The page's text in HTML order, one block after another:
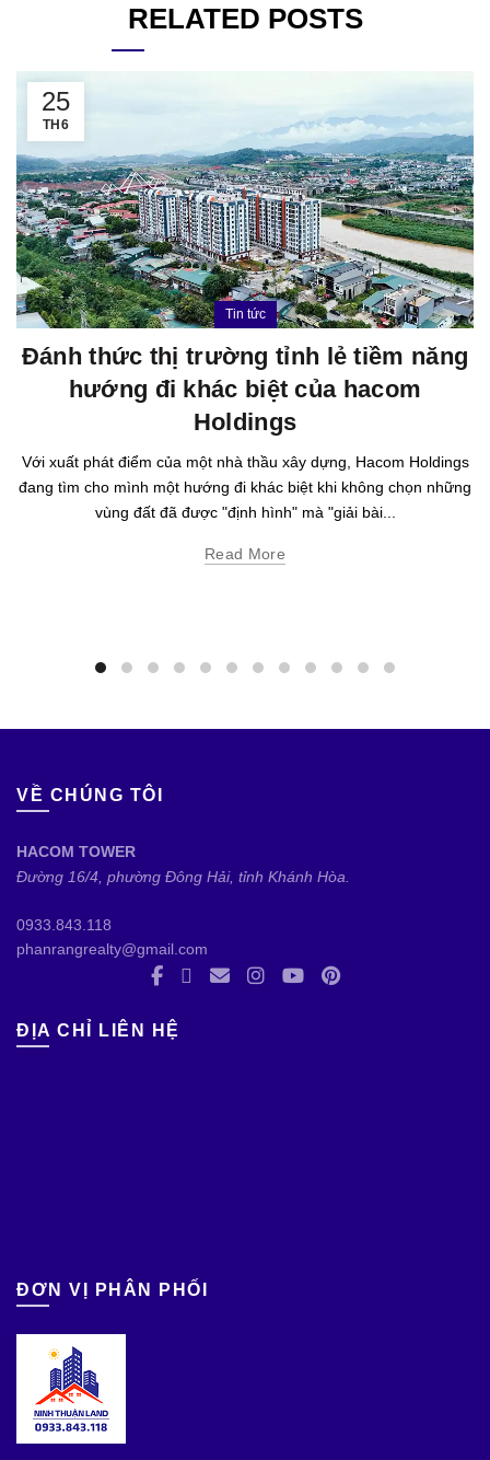
RELATED POSTS
25
TH6
Tin tức
Đánh thức thị trường tỉnh lẻ tiềm năng
hướng đi khác biệt của hacom
Holdings
Với xuất phát điểm của một nhà thầu xây dựng, Hacom Holdings
đang tìm cho mình một hướng đi khác biệt khi không chọn những
vùng đất đã được "định hình" mà "giải bài...
Read More
VỀ CHÚNG TÔI
HACOM TOWER
Đường 16/4, phường Đông Hải, tỉnh Khánh Hòa.
0933.843.118
phanrangrealty@gmail.com
ĐỊA CHỈ LIÊN HỆ
ĐƠN VỊ PHÂN PHỐI